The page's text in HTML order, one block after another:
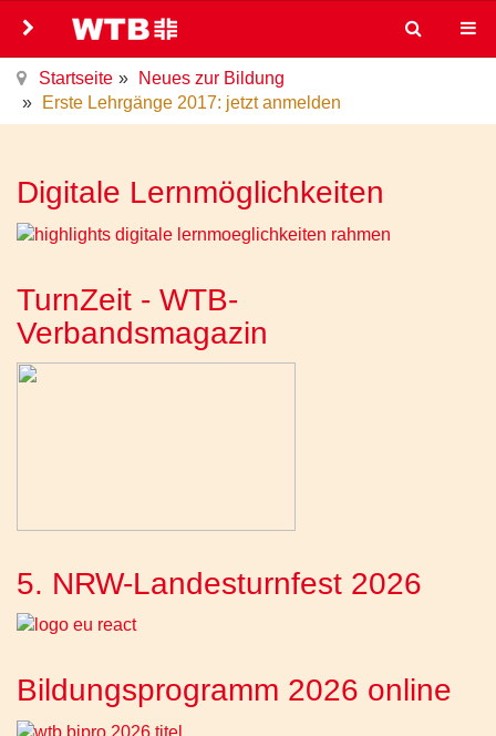
Startseite
Neues zur Bildung
Erste Lehrgänge 2017: jetzt anmelden
Digitale Lernmöglichkeiten
TurnZeit - WTB-
Verbandsmagazin
5. NRW-Landesturnfest 2026
Bildungsprogramm 2026 online